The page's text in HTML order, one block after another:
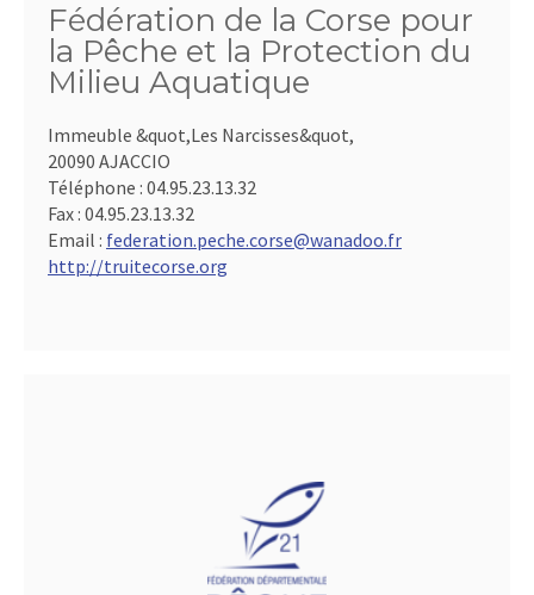
Fédération de la Corse pour
la Pêche et la Protection du
Milieu Aquatique
Immeuble &quot,Les Narcisses&quot,
20090 AJACCIO
Téléphone : 04.95.23.13.32
Fax : 04.95.23.13.32
Email : federation.peche.corse@wanadoo.fr
http://truitecorse.org